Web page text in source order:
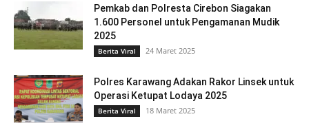
Pemkab dan Polresta Cirebon Siagakan
1.600 Personel untuk Pengamanan Mudik
2025
Berita Viral 24 Maret 2025
Polres Karawang Adakan Rakor Linsek untuk
Operasi Ketupat Lodaya 2025
Berita Viral 18 Maret 2025